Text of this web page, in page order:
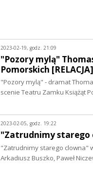
2023-02-19, godz. 21:09
"Pozory mylą"
Pomorskich [RELACJA]
"Pozory mylą" - dramat
scenie Teatru Zamku Książąt
2023-02-05, godz. 19:22
"Zatrudnimy starego
"Zatrudnimy starego clowna"
Arkadiusz Buszko, Paweł